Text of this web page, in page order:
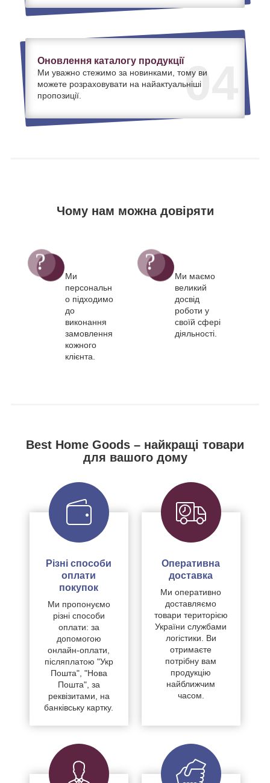
04
Оновлення каталогу продукції
Ми уважно стежимо за новинками, тому ви
можете розраховувати на найактуальніші
пропозиції.
Чому нам можна довіряти
Ми
персональн
о підходимо
до
виконання
замовлення
кожного
клієнта.
Ми маємо
великий
досвід
роботи у
своїй сфері
діяльності.
Best Home Goods – найкращі товари
для вашого дому
Різні способи
оплати
покупок
Ми пропонуємо
різні способи
оплати: за
допомогою
онлайн-оплати,
післяплатою "Укр
Пошта", "Нова
Пошта", за
реквізитами, на
банківську картку.
Оперативна
доставка
Ми оперативно
доставляємо
товари територією
України службами
логістики. Ви
отримаєте
потрібну вам
продукцію
найближчим
часом.